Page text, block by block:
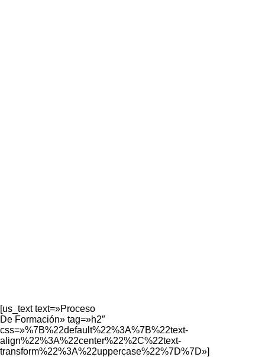
[us_text text=»Proceso
De Formación» tag=»h2″
css=»%7B%22default%22%3A%7B%22text-
align%22%3A%22center%22%2C%22text-
transform%22%3A%22uppercase%22%7D%7D»]